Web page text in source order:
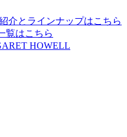
介とラインナップはこちら
覧はこちら
HOWELL